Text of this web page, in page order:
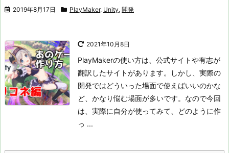
2019年8月17日 PlayMaker, Unity, 開発
2021年10月8日
PlayMakerの使い方は、公式サイトや有志が
翻訳したサイトがあります。
しかし、実際の
開発ではどういった場面で使えばいいのかな
ど、かなり悩む場面が多いです。 なので今回
は、実際に自分が使ってみて、どのように作
っ ...